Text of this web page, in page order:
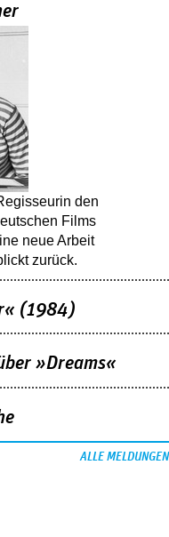
den
Films
neue Arbeit
zurück.
(1984)
»Dreams«
ALLE MELDUNGEN